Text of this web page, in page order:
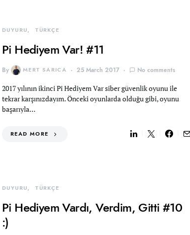
DUYURU TÜRKÇE
Pi Hediyem Var! #11
By MERT SARICA 25 March 2017 No comments
2017 yılının ikinci Pi Hediyem Var siber güvenlik oyunu ile
tekrar karşınızdayım. Önceki oyunlarda olduğu gibi, oyunu
başarıyla…
READ MORE
DUYURU TÜRKÇE
Pi Hediyem Vardı, Verdim, Gitti #10
:)